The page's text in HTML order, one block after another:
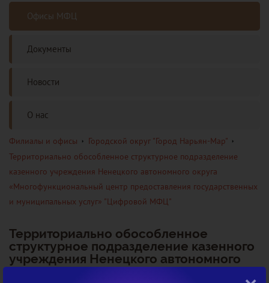
Офисы МФЦ
Документы
Новости
О нас
Филиалы и офисы
Городской округ "Город Нарьян-Мар"
Территориально обособленное структурное подразделение
казенного учреждения Ненецкого автономного округа
«Многофункциональный центр предоставления государственных
и муниципальных услуг» "Цифровой МФЦ"
Территориально обособленное
структурное подразделение казенного
учреждения Ненецкого автономного
округа «Многофункциональный центр